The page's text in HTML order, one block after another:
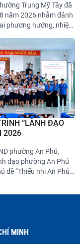
Trung Mỹ Tây đã
năm 2026 nhằm đánh
phương hướng, nhiệm
tác nhiệm kỳ 2026
“LÃNH ĐẠO
2026
phường An Phú,
đạo phường An Phú
đề “Thiếu nhi An Phú
MINH